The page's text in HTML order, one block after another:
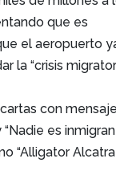
que es
el aeropuerto
la “crisis
con
“Nadie es
“Alligator